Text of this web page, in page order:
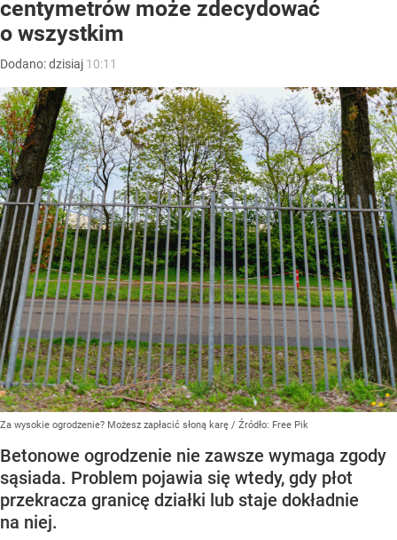
centymetrów może zdecydować
o wszystkim
Dodano:dzisiaj 10:11
Za wysokie ogrodzenie? Możesz zapłacić słoną karę / Źródło: Free Pik
Betonowe ogrodzenie nie zawsze wymaga zgody
sąsiada. Problem pojawia się wtedy, gdy płot
przekracza granicę działki lub staje dokładnie
na niej.